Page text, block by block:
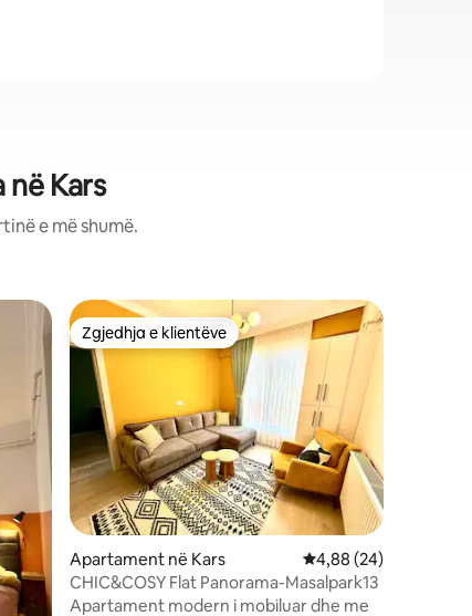
Kars
e më shumë.
Zgjedhja e klientëve
Zgjedhja e klientëve
Apartament në Kars Vlerësimi mesatar
4,88 (24)
CHIC&COSY Flat Panorama-Masalpark13
Apartament modern i mobiluar dhe me